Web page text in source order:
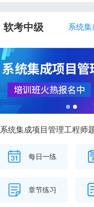
软考中级 系统
系统集成项目管理工程师
每日一练
章节练习